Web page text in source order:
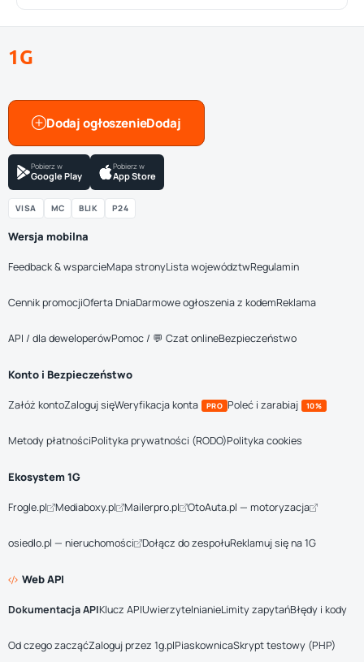
1G
Dodaj ogłoszenie
Pobierz w
Google Play
Pobierz w
App Store
VISA MC BLIK P24
Wersja mobilna
Feedback & wsparcieMapa stronyLista województwRegulamin
Cennik promocjiOferta DniaDarmowe ogłoszenia z kodemReklama
API / dla deweloperówPomoc / 💬 Czat onlineBezpieczeństwo
Konto i Bezpieczeństwo
Załóż kontoZaloguj sięWeryfikacja konta PRO Poleć i zarabiaj 10%
Metody płatnościPolityka prywatności (RODO)Polityka cookies
Ekosystem 1G
Frogle.pl Mediaboxy.pl Mailerpro.pl OtoAuta.pl — motoryzacja
osiedlo.pl — nieruchomości Dołącz do zespołuReklamuj się na 1G
Web API
Dokumentacja APIKlucz APIUwierzytelnianieLimity zapytańBłędy i kody
Od czego zacząćZaloguj przez 1g.plPiaskownicaSkrypt testowy (PHP)